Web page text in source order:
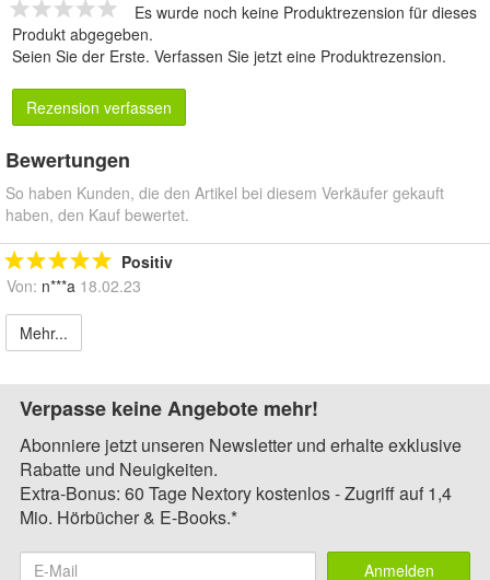
Es wurde noch keine Produktrezension für dieses
Produkt abgegeben.
Seien Sie der Erste. Verfassen Sie jetzt eine Produktrezension.
Rezension verfassen
Bewertungen
So haben Kunden, die den Artikel bei diesem Verkäufer gekauft
haben, den Kauf bewertet.
Positiv
Von: n***a 18.02.23
Mehr...
Verpasse keine Angebote mehr!
Abonniere jetzt unseren Newsletter und erhalte exklusive
Rabatte und Neuigkeiten.
Extra-Bonus: 60 Tage Nextory kostenlos - Zugriff auf 1,4
Mio. Hörbücher & E-Books.*
Anmelden